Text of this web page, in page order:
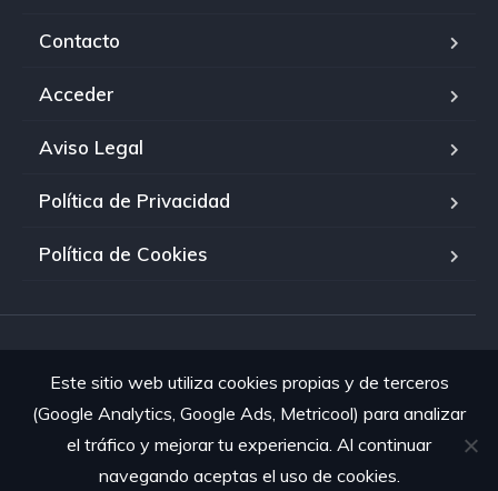
Contacto
Acceder
Aviso Legal
Política de Privacidad
Política de Cookies
Este sitio web utiliza cookies propias y de terceros
(Google Analytics, Google Ads, Metricool) para analizar
el tráfico y mejorar tu experiencia. Al continuar
navegando aceptas el uso de cookies.